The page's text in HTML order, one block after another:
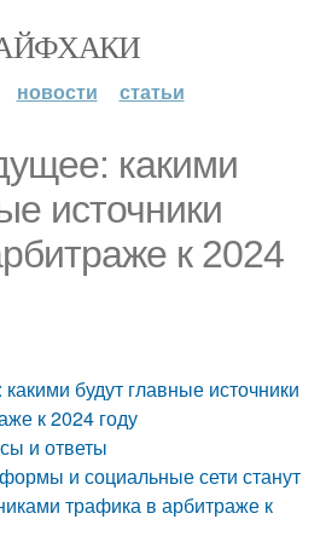
новости статьи
какими
источники
к 2024
будут главные источники
к 2024 году
и ответы
и социальные сети станут
трафика в арбитраже к